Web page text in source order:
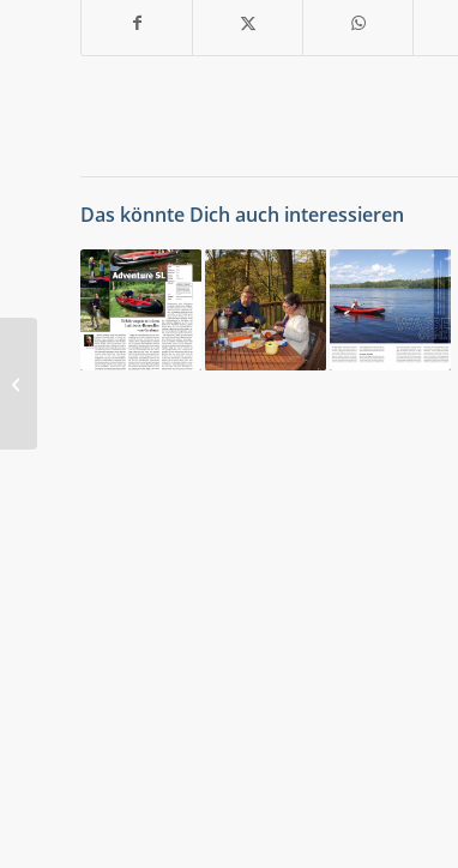
Das könnte Dich auch interessieren
Reportage von mir in
CAMPING, CARS &